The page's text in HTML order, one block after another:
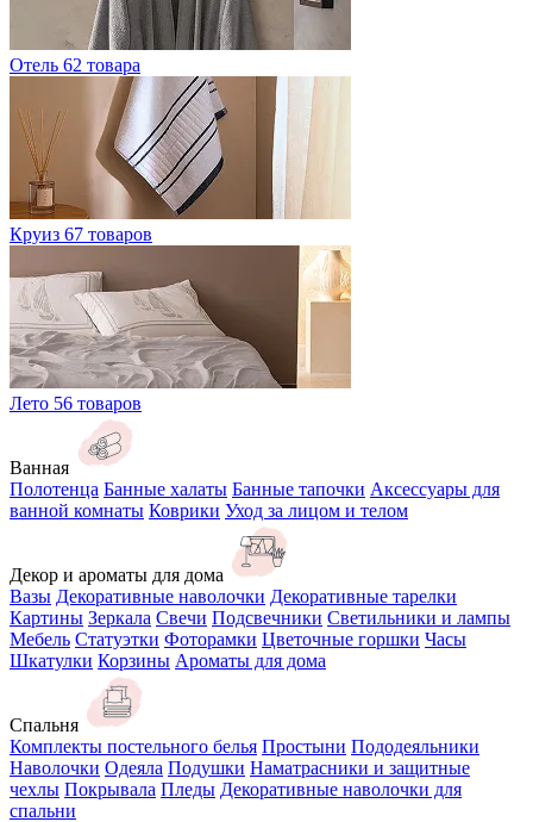
Отель 62 товара
Круиз 67 товаров
Лето 56 товаров
Ванная
Полотенца Банные халаты Банные тапочки Аксессуары для
ванной комнаты Коврики Уход за лицом и телом
Декор и ароматы для дома
Вазы Декоративные наволочки Декоративные тарелки
Картины Зеркала Свечи Подсвечники Светильники и лампы
Мебель Статуэтки Фоторамки Цветочные горшки Часы
Шкатулки Корзины Ароматы для дома
Спальня
Комплекты постельного белья Простыни Пододеяльники
Наволочки Одеяла Подушки Наматрасники и защитные
чехлы Покрывала Пледы Декоративные наволочки для
спальни